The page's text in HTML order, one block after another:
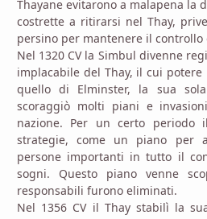
Thayane evitarono a malapena la
costrette a ritirarsi nel Thay,
persino per mantenere il controllo
Nel 1320 CV la Simbul divenne
implacabile del Thay, il cui
quello di Elminster, la sua sola
scoraggiò molti piani e
nazione. Per un certo periodo
strategie, come un piano per
persone importanti in tutto il
sogni. Questo piano venne
responsabili furono eliminati.
Nel 1356 CV il Thay stabilì la